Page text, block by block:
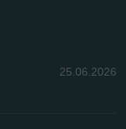
25.06.2026